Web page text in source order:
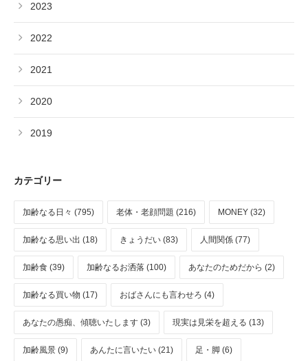
2023
2022
2021
2020
2019
カテゴリー
加齢なる日々 (795) 老体・老顔問題 (216) MONEY (32)
加齢なる思い出 (18) きょうだい (83) 人間関係 (77)
加齢食 (39) 加齢なるお洒落 (100) あなたのためだから (2)
加齢なる買い物 (17) おばさんにも言わせろ (4)
あなたの愚痴、傾聴いたします (3) 現実は見栄を超える (13)
加齢風景 (9) あんたに言いたい (21) 足・脚 (6)